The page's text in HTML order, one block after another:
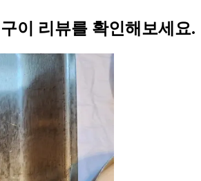
이 리뷰를 확인해보세요.